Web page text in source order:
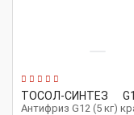
ТОСОЛ-СИНТЕЗ
Антифриз G12 (5 кг)